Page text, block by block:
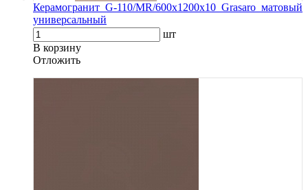
Керамогранит G-110/MR/600x1200x10 Grasaro матовый
универсальный
шт
В корзину
Oтложить